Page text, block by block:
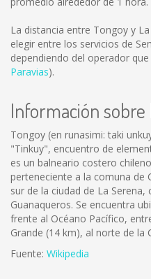
La distancia entre Tongoy y
elegir entre los servicios de
dependiendo del operador
Paravias).
Información sobre
Tongoy (en runasimi: taki
"Tinkuy", encuentro de
es un balneario costero
perteneciente a la comuna de
sur de la ciudad de La Serena,
Guanaqueros. Se encuentra
frente al Océano Pacífico,
Grande (14 km), al norte de la
Fuente: Wikipedia